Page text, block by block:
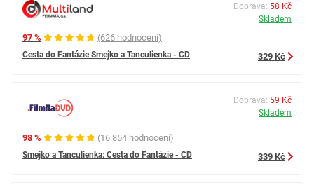
97 % (626 hodnocení)
Cesta do Fantázie Smejko a Tanculienka - CD
Doprava: 58 Kč
Skladem
329 Kč
98 % (16 854 hodnocení)
Smejko a Tanculienka: Cesta do Fantázie - CD
Doprava: 59 Kč
Skladem
339 Kč